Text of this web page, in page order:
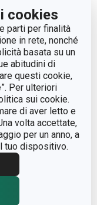
cookies
parti per finalità
in rete, nonché
basata su un
abitudini di
questi cookie,
Per ulteriori
sui cookie.
di aver letto e
volta accettate,
per un anno, a
tuo dispositivo.
multifunzionale
HANDY, con